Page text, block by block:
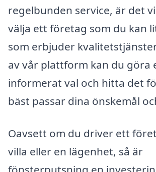
regelbunden service, är det
välja ett företag som du kan
som erbjuder
av vår plattform kan du göra
informerat val och hitta det
bäst passar dina önskemål
Oavsett om du driver ett
villa eller en lägenhet, så är